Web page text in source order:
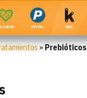
PAYPAL BBK
» Prebióticos